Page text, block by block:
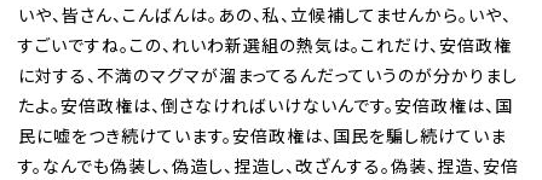
いや、皆さん、こんばんは。あの、私、立候補してませんから。いや、
すごいですね。この、れいわ新選組の熱気は。これだけ、安倍政権
に対する、不満のマグマが溜まってるんだっていうのが分かりまし
たよ。安倍政権は、倒さなければいけないんです。安倍政権は、国
民に嘘をつき続けています。安倍政権は、国民を騙し続けていま
す。なんでも偽装し、偽造し、捏造し、改ざんする。偽装、捏造、安倍